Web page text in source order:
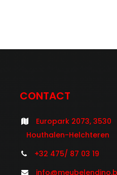
CONTACT
Europark 2073, 3530
Houthalen-Helchteren
+32 475/ 87 03 19